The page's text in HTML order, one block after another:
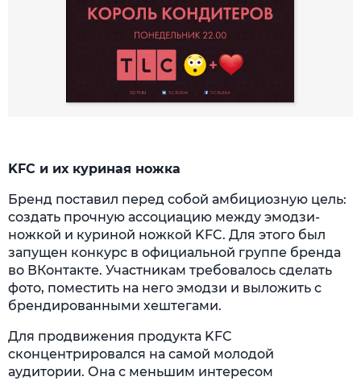
KFC и их куриная ножка
Бренд поставил перед собой амбициозную цель:
создать прочную ассоциацию между эмодзи-
ножкой и куриной ножкой KFC. Для этого был
запущен конкурс в официальной группе бренда
во ВКонтакте. Участникам требовалось сделать
фото, поместить на него эмодзи и выложить с
брендированными хештегами.
Для продвижения продукта KFC
сконцентрировался на самой молодой
аудитории. Она с меньшим интересом